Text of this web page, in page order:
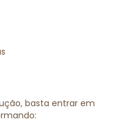
basta entrar em